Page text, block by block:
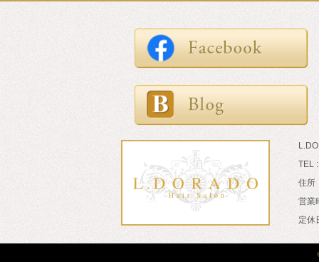
TEL
住所
営業
定休